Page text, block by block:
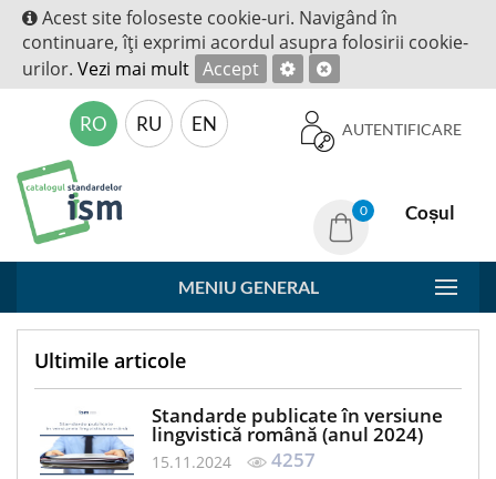
Acest site foloseste cookie-uri. Navigând în
continuare, îţi exprimi acordul asupra folosirii cookie-
urilor. Vezi mai mult Accept
AUTENTIFICARE
RO RU EN
0 Coșul
MENIU GENERAL
Ultimile articole
Standarde publicate în versiune
lingvistică română (anul 2024)
15.11.2024 4257